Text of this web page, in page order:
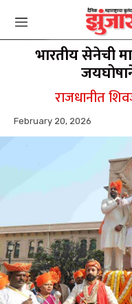
भारतीय सेनेची
राजधानीत
February 20, 2026